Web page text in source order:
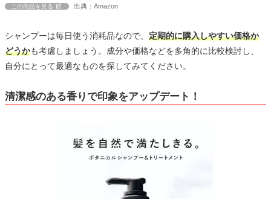
この商品を見る 出典：Amazon
シャンプーは毎日使う消耗品なので、 定期的に購入しやすい価格か
どうかも考慮しましょう。成分や価格などを多角的に比較検討し、
自分にとって最適なものを探してみてください。
清潔感のある香りで印象をアップデート！